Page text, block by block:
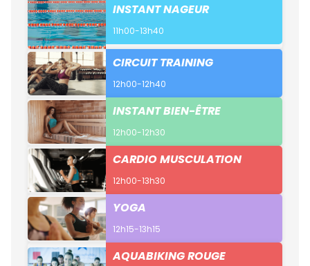
INSTANT NAGEUR
11h00-13h40
CIRCUIT TRAINING
12h00-12h40
INSTANT BIEN-ÊTRE
12h00-12h30
CARDIO MUSCULATION
12h00-13h30
YOGA
12h15-13h15
AQUABIKING ROUGE